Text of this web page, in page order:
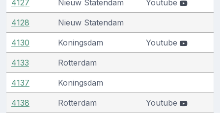
4127 Nieuw Statendam Youtube
4128 Nieuw Statendam
4130 Koningsdam Youtube
4133 Rotterdam
4137 Koningsdam
4138 Rotterdam Youtube